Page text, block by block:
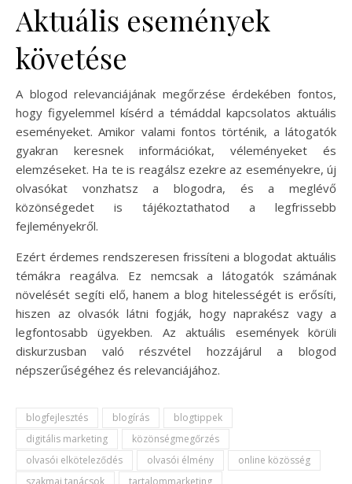
Aktuális események
követése
A blogod relevanciájának megőrzése érdekében fontos,
hogy figyelemmel kísérd a témáddal kapcsolatos aktuális
eseményeket. Amikor valami fontos történik, a látogatók
gyakran keresnek információkat, véleményeket és
elemzéseket. Ha te is reagálsz ezekre az eseményekre, új
olvasókat vonzhatsz a blogodra, és a meglévő
közönségedet is tájékoztathatod a legfrissebb
fejleményekről.
Ezért érdemes rendszeresen frissíteni a blogodat aktuális
témákra reagálva. Ez nemcsak a látogatók számának
növelését segíti elő, hanem a blog hitelességét is erősíti,
hiszen az olvasók látni fogják, hogy naprakész vagy a
legfontosabb ügyekben. Az aktuális események körüli
diskurzusban való részvétel hozzájárul a blogod
népszerűségéhez és relevanciájához.
blogfejlesztés blogírás
blogtippek
digitális marketing
közönségmegőrzés
olvasói elköteleződés
olvasói élmény
online közösség